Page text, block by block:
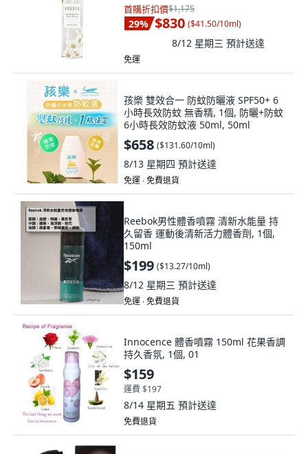
首購折扣價$1,175
29% $830 ($41.50/10ml)
8/12 星期三 預計送達
免運
孩樂 雙效合一 防蚊防曬液 SPF50+ 6
小時長效防蚊 無香精, 1個, 防曬+防蚊
6小時長效防蚊液 50ml, 50ml
$658 ($131.60/10ml)
8/13 星期四 預計送達
免運 ∙ 免費退貨
Reebok男性體香噴霧 清新水能量 持
久留香 運動後清新活力體香劑, 1個,
150ml
$199 ($13.27/10ml)
8/12 星期三 預計送達
免運 ∙ 免費退貨
Innocence 體香噴霧 150ml 花果香調
持久香氛, 1個, 01
$159
運費 $197
8/14 星期五 預計送達
免費退貨